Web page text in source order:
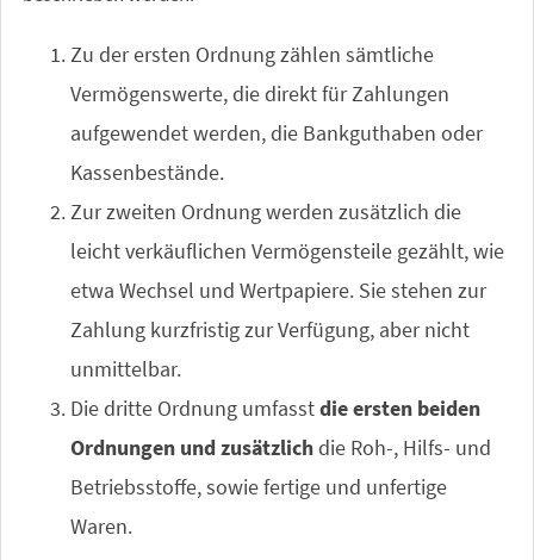
Zu der ersten Ordnung zählen sämtliche
Vermögenswerte, die direkt für Zahlungen
aufgewendet werden, die Bankguthaben oder
Kassenbestände.
Zur zweiten Ordnung werden zusätzlich die
leicht verkäuflichen Vermögensteile gezählt, wie
etwa Wechsel und Wertpapiere. Sie stehen zur
Zahlung kurzfristig zur Verfügung, aber nicht
unmittelbar.
Die dritte Ordnung umfasstdie ersten beiden
Ordnungen und zusätzlichdie Roh-, Hilfs- und
Betriebsstoffe, sowie fertige und unfertige
Waren.